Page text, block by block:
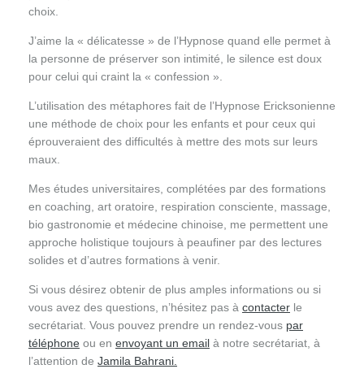
choix.
J’aime la « délicatesse » de l’Hypnose quand elle permet à
la personne de préserver son intimité, le silence est doux
pour celui qui craint la « confession ».
L’utilisation des métaphores fait de l’Hypnose Ericksonienne
une méthode de choix pour les enfants et pour ceux qui
éprouveraient des difficultés à mettre des mots sur leurs
maux.
Mes études universitaires, complétées par des formations
en coaching, art oratoire, respiration consciente, massage,
bio gastronomie et médecine chinoise, me permettent une
approche holistique toujours à peaufiner par des lectures
solides et d’autres formations à venir.
Si vous désirez obtenir de plus amples informations ou si
vous avez des questions, n’hésitez pas à contacter le
secrétariat. Vous pouvez prendre un rendez-vous par
téléphone ou en envoyant un email à notre secrétariat, à
l’attention de Jamila Bahrani.